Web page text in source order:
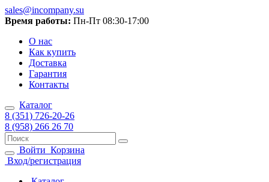
sales@incompany.su
Время работы: Пн-Пт 08:30-17:00
О нас
Как купить
Доставка
Гарантия
Контакты
Каталог
8 (351) 726-20-26
8 (958) 266 26 70
Войти Корзина
Вход/регистрация